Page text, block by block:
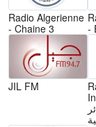
Radio Algerienne
- Chaine 3
-
JIL FM